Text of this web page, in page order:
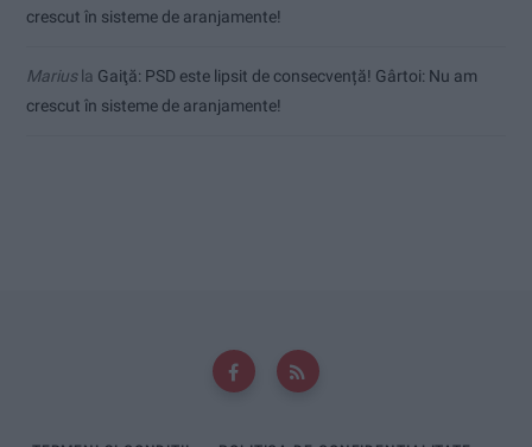
crescut în sisteme de aranjamente!
Mariusla Gaiţă: PSD este lipsit de consecvență! Gârtoi: Nu am
crescut în sisteme de aranjamente!